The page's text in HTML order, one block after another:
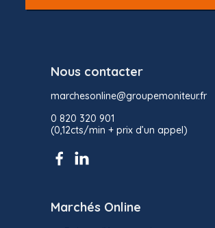
Nous contacter
marchesonline@groupemoniteur.fr
0 820 320 901
(0,12cts/min + prix d’un appel)
Marchés Online